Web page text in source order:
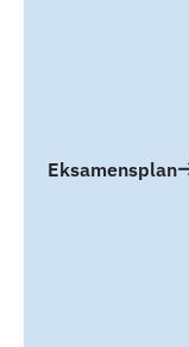
Eksamensplan